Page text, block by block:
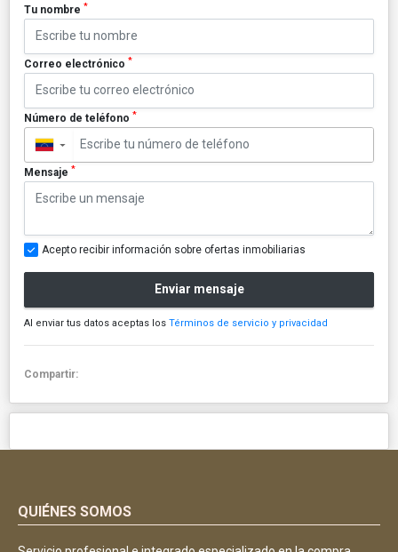
Tu nombre *
Correo electrónico *
Número de teléfono *
▼
Mensaje *
Acepto recibir información sobre ofertas inmobiliarias
Enviar mensaje
Al enviar tus datos aceptas los Términos de servicio y privacidad
Compartir:
QUIÉNES SOMOS